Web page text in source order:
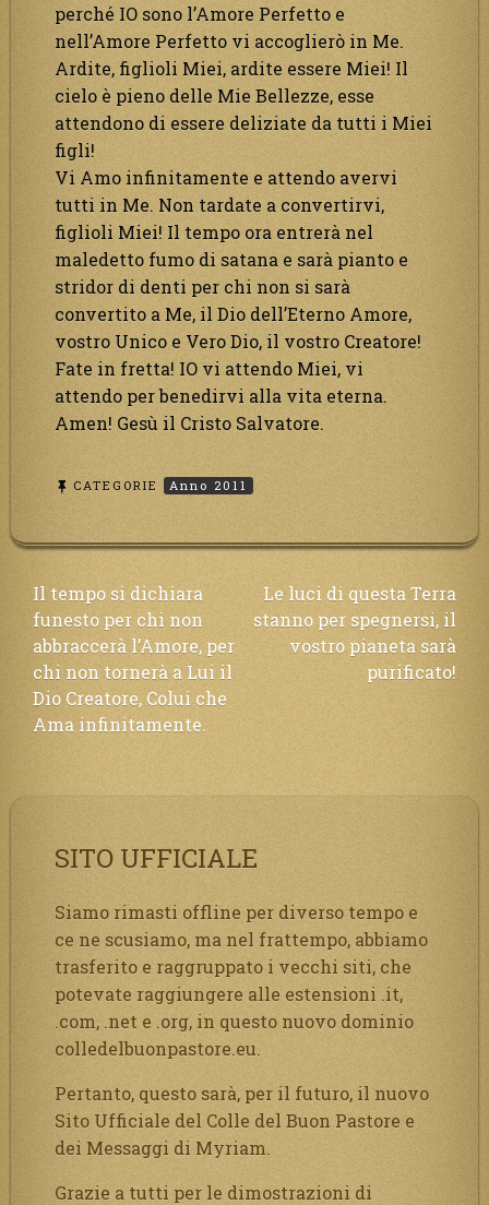
perché IO sono l’Amore Perfetto e
nell’Amore Perfetto vi accoglierò in Me.
Ardite, figlioli Miei, ardite essere Miei! Il
cielo è pieno delle Mie Bellezze, esse
attendono di essere deliziate da tutti i Miei
figli!
Vi Amo infinitamente e attendo avervi
tutti in Me. Non tardate a convertirvi,
figlioli Miei! Il tempo ora entrerà nel
maledetto fumo di satana e sarà pianto e
stridor di denti per chi non si sarà
convertito a Me, il Dio dell’Eterno Amore,
vostro Unico e Vero Dio, il vostro Creatore!
Fate in fretta! IO vi attendo Miei, vi
attendo per benedirvi alla vita eterna.
Amen! Gesù il Cristo Salvatore.
CATEGORIE Anno 2011
Navigazione
articoli
Il tempo si dichiara
funesto per chi non
abbraccerà l’Amore, per
chi non tornerà a Lui il
Dio Creatore, Colui che
Ama infinitamente.
Le luci di questa Terra
stanno per spegnersi, il
vostro pianeta sarà
purificato!
SITO UFFICIALE
Siamo rimasti offline per diverso tempo e
ce ne scusiamo, ma nel frattempo, abbiamo
trasferito e raggruppato i vecchi siti, che
potevate raggiungere alle estensioni .it,
.com, .net e .org, in questo nuovo dominio
colledelbuonpastore.eu.
Pertanto, questo sarà, per il futuro, il nuovo
Sito Ufficiale del Colle del Buon Pastore e
dei Messaggi di Myriam.
Grazie a tutti per le dimostrazioni di